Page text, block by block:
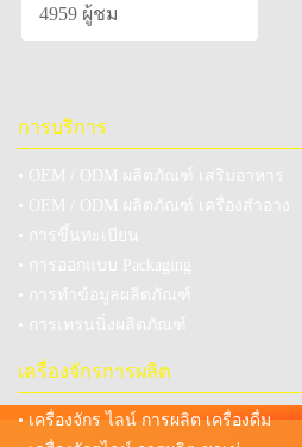
4959 ผู้ชม
การบริการ
• OEM / ODM ผลิตภัณฑ์ เสริมอาหาร
• OEM / ODM ผลิตภัณฑ์ เครื่องสำอาง
• การขึ้นทะเบียน
• การออกแบบ Packaging
• การทำข้อมูลผลิตภัณฑ์
• การเทรนนิ่งผลิตภัณฑ์
เครื่องจักรการผลิต
• เครื่องจักร ไลน์ การผลิต เครื่องดื่ม